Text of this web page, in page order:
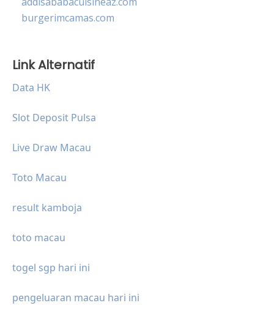
burgerimcamas.com
Link Alternatif
Data HK
Slot Deposit Pulsa
Live Draw Macau
Toto Macau
result kamboja
toto macau
togel sgp hari ini
pengeluaran macau hari ini